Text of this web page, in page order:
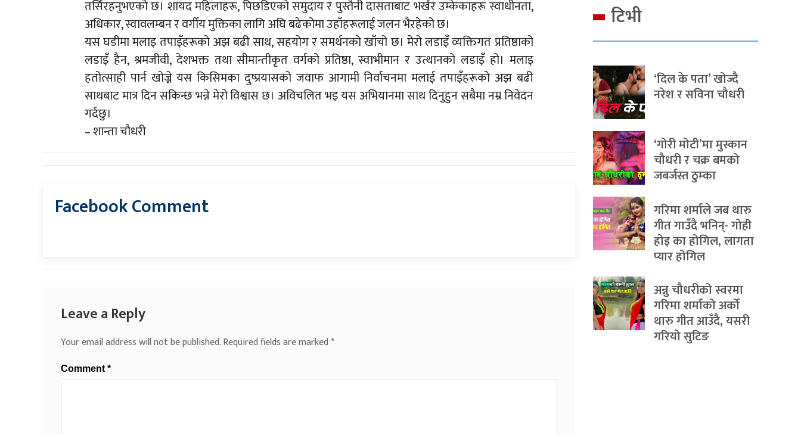
तर्सिरहनुभएको छ। शायद महिलाहरू, पिछडिएको समुदाय र पुस्तैनी दासताबाट भर्खर उम्केकाहरू स्वाधीनता,
अधिकार, स्वावलम्बन र वर्गीय मुक्तिका लागि अघि बढेकोमा उहाँहरूलाई जलन भैरहेको छ।
यस घडीमा मलाइ तपाइँहरूको अझ बढी साथ, सहयोग र समर्थनको खाँचो छ। मेरो लडाइँ व्यक्तिगत प्रतिष्ठाको
लडाइँ हैन, श्रमजीवी, देशभक्त तथा सीमान्तीकृत वर्गको प्रतिष्ठा, स्वाभीमान र उत्थानको लडाइँ हो। मलाइ
हतोत्साही पार्न खोज्ने यस किसिमका दुष्प्रयासको जवाफ आगामी निर्वाचनमा मलाई तपाइँहरूको अझ बढी
साथबाट मात्र दिन सकिन्छ भन्ने मेरो विश्वास छ। अविचलित भइ यस अभियानमा साथ दिनुहुन सबैमा नम्र निवेदन
गर्दछु।
– शान्ता चौधरी
Facebook Comment
Leave a Reply
Your email address will not be published.Required fields are marked*
Comment *
टिभी
‘दिल के पता’ खोज्दै
नरेश र सविना चौधरी
‘गोरी मोटी’मा मुस्कान
चौधरी र चक्र बमको
जबर्जस्त ठुम्का
गरिमा शर्माले जब थारु
गीत गाउँदै भनिन्- गोही
होइ का होगिल, लागता
प्यार होगिल
अन्नु चौधरीको स्वरमा
गरिमा शर्माको अर्को
थारु गीत आउँदै, यसरी
गरियो सुटिङ